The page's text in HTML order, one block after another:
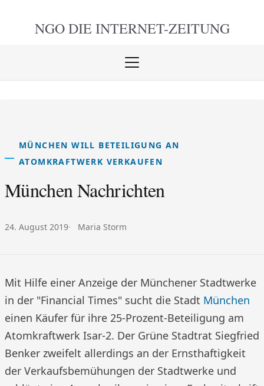
NGO DIE INTERNET-ZEITUNG
Menü
MÜNCHEN WILL BETEILIGUNG AN
ATOMKRAFTWERK VERKAUFEN
München Nachrichten
Veröffentlicht am:
24. August 2019 Autor:
Maria Storm
Mit Hilfe einer Anzeige der Münchener Stadtwerke
in der "Financial Times" sucht die Stadt München
einen Käufer für ihre 25-Prozent-Beteiligung am
Atomkraftwerk Isar-2. Der Grüne Stadtrat Siegfried
Benker zweifelt allerdings an der Ernsthaftigkeit
der Verkaufsbemühungen der Stadtwerke und